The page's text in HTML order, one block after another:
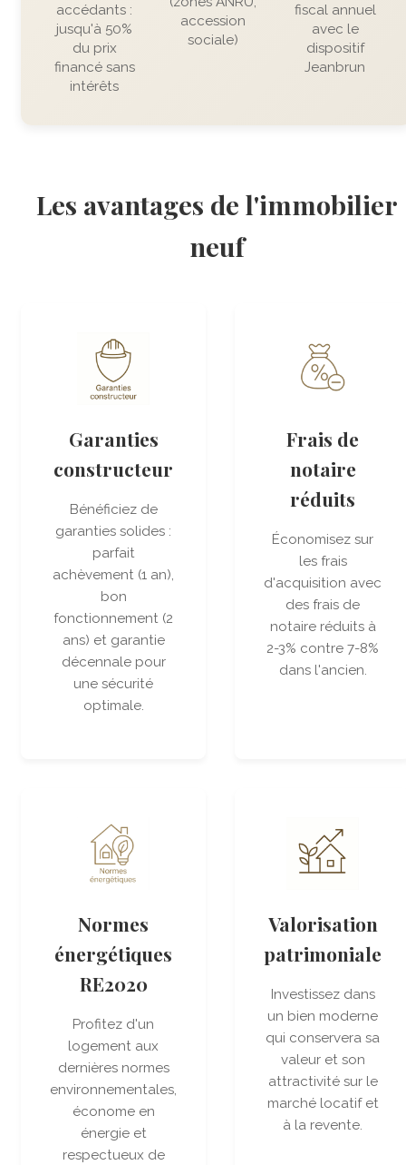
accédants :
jusqu'à 50%
du prix
financé sans
intérêts
accession
sociale)
fiscal annuel
avec le
dispositif
Jeanbrun
Les avantages de l'immobilier
neuf
Garanties
constructeur
Bénéficiez de
garanties solides :
parfait
achèvement (1 an),
bon
fonctionnement (2
ans) et garantie
décennale pour
une sécurité
optimale.
Frais de
notaire
réduits
Économisez sur
les frais
d'acquisition avec
des frais de
notaire réduits à
2-3% contre 7-8%
dans l'ancien.
Normes
énergétiques
RE2020
Profitez d'un
logement aux
dernières normes
environnementales,
économe en
énergie et
respectueux de
Valorisation
patrimoniale
Investissez dans
un bien moderne
qui conservera sa
valeur et son
attractivité sur le
marché locatif et
à la revente.